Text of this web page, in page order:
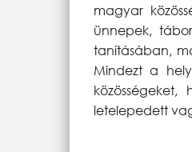
magyar
ünnepek,
tanításában,
Mindezt a
letelepedett